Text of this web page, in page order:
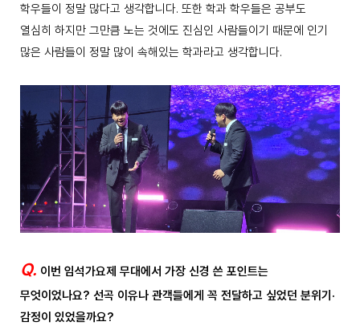
학우들이 정말 많다고 생각합니다. 또한 학과 학우들은 공부도
열심히 하지만 그만큼 노는 것에도 진심인 사람들이기 때문에 인기
많은 사람들이 정말 많이 속해있는 학과라고 생각합니다.
Q. 이번 임석가요제 무대에서 가장 신경 쓴 포인트는
무엇이었나요? 선곡 이유나 관객들에게 꼭 전달하고 싶었던 분위기·
감정이 있었을까요?